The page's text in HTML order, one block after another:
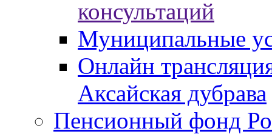
консультаций
Муниципальные
Онлайн
Аксайская дубрава
Пенсионный фонд